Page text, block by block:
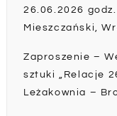
26.06.2026
Mieszczański,
Zaproszenie –
sztuki „Relacje
Leżakownia –